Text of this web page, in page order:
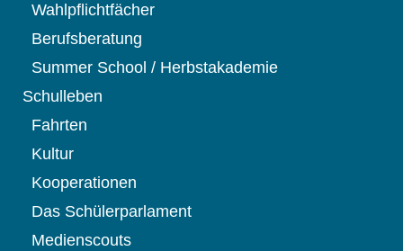
Wahlpflichtfächer
Berufsberatung
Summer School / Herbstakademie
Schulleben
Fahrten
Kultur
Kooperationen
Das Schülerparlament
Medienscouts